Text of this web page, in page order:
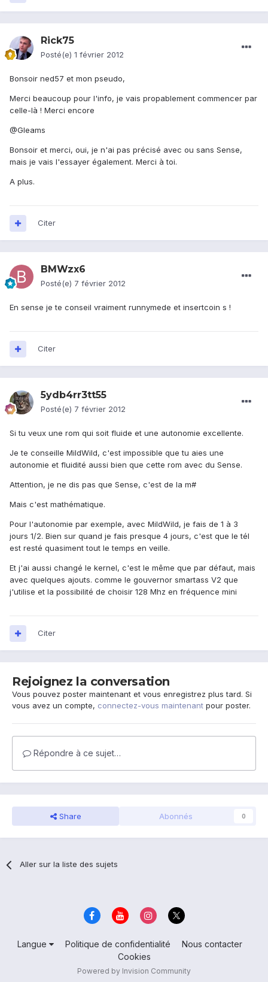
Rick75
Posté(e) 1 février 2012
Bonsoir ned57 et mon pseudo,
Merci beaucoup pour l'info, je vais propablement commencer par
celle-là ! Merci encore
@Gleams
Bonsoir et merci, oui, je n'ai pas précisé avec ou sans Sense,
mais je vais l'essayer également. Merci à toi.
A plus.
Citer
BMWzx6
Posté(e) 7 février 2012
En sense je te conseil vraiment runnymede et insertcoin s !
Citer
5ydb4rr3tt55
Posté(e) 7 février 2012
Si tu veux une rom qui soit fluide et une autonomie excellente.
Je te conseille MildWild, c'est impossible que tu aies une
autonomie et fluidité aussi bien que cette rom avec du Sense.
Attention, je ne dis pas que Sense, c'est de la m#
Mais c'est mathématique.
Pour l'autonomie par exemple, avec MildWild, je fais de 1 à 3
jours 1/2. Bien sur quand je fais presque 4 jours, c'est que le tél
est resté quasiment tout le temps en veille.
Et j'ai aussi changé le kernel, c'est le même que par défaut, mais
avec quelques ajouts. comme le gouvernor smartass V2 que
j'utilise et la possibilité de choisir 128 Mhz en fréquence mini
Citer
Rejoignez la conversation
Vous pouvez poster maintenant et vous enregistrez plus tard. Si
vous avez un compte, connectez-vous maintenant pour poster.
Répondre à ce sujet…
Share Abonnés 0
Aller sur la liste des sujets
Langue Politique de confidentialité
Nous contacter
Cookies
Powered by Invision Community